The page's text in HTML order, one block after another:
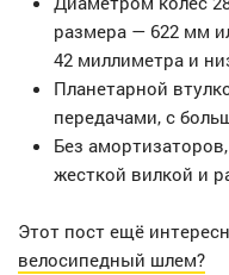
размера — 622 мм
42 миллиметра и
Планетарной
передачами, с
Без
жесткой вилкой и
Этот пост ещё
велосипедный шлем?